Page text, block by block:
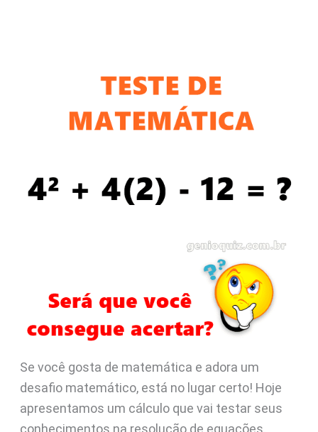
Se você gosta de matemática e adora um
desafio matemático, está no lugar certo! Hoje
apresentamos um cálculo que vai testar seus
conhecimentos na resolução de equações.